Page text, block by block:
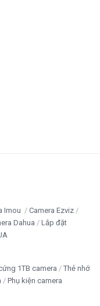
Imou
Camera Ezviz
Dahua
Lắp đặt
1TB camera
Thẻ nhớ
Phụ kiện camera